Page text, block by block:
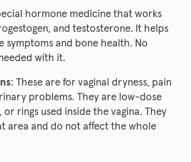
hormone medicine that works
and testosterone. It helps
symptoms and bone health. No
with it.
: These are for vaginal dryness, pain
problems. They are low-dose
rings used inside the vagina. They
area and do not affect the whole